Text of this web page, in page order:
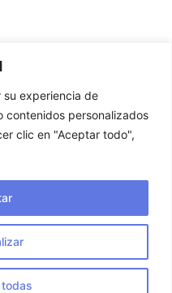
su experiencia de
contenidos personalizados
clic en "Aceptar todo",
todas